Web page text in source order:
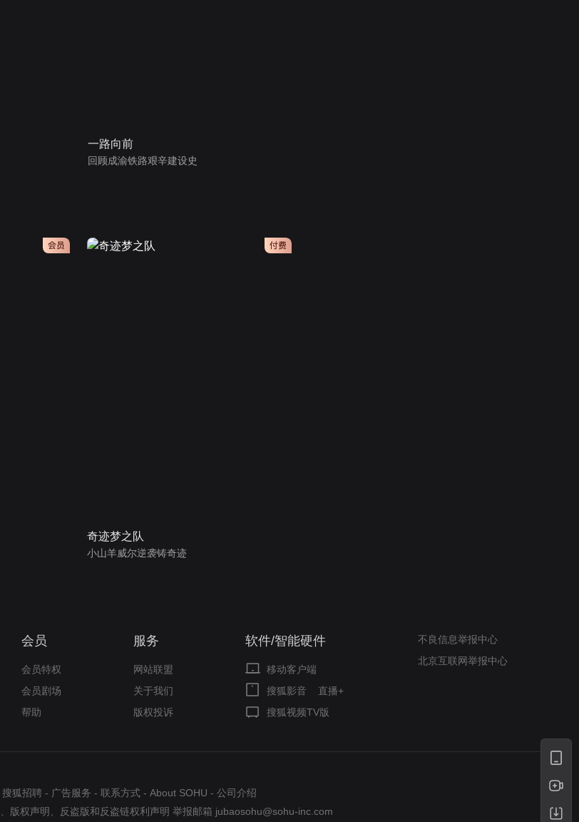
一路向前
回顾成渝铁路艰辛建设史
奇迹梦之队
小山羊威尔逆袭铸奇迹
会员
会员特权
会员剧场
帮助
服务
网站联盟
关于我们
版权投诉
软件/智能硬件
移动客户端
搜狐影音
直播+
搜狐视频TV版
不良信息举报中心
北京互联网举报中心
搜狐招聘 - 广告服务 - 联系方式 - About SOHU - 公司介绍
版权声明 反盗版和反盗链权利声明 举报邮箱 jubaosohu@sohu-inc.com